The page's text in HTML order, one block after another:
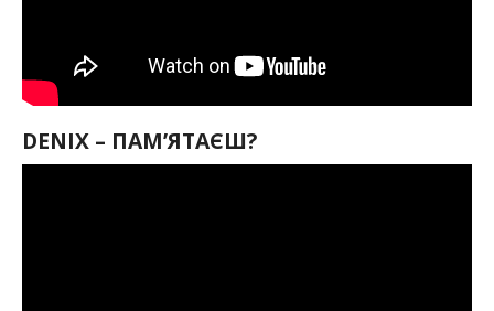
DENIХ – ПАМʼЯТАЄШ?